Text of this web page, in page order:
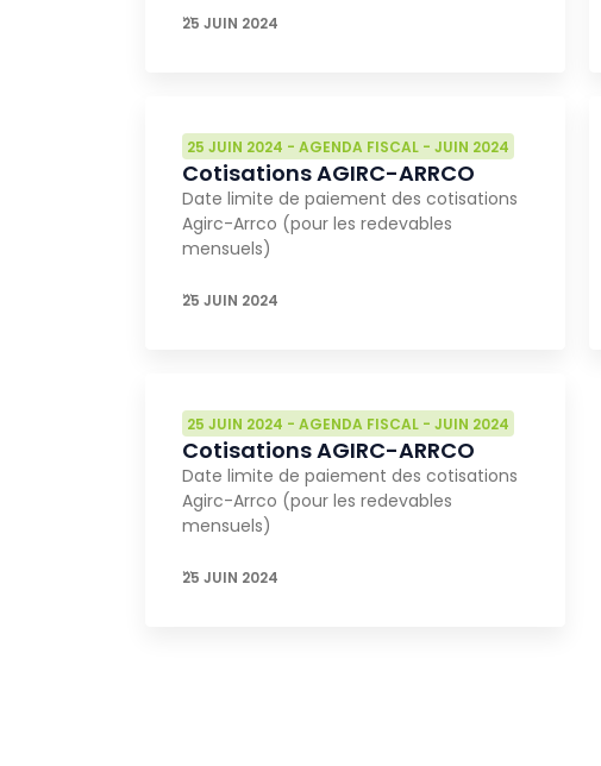
…
25 JUIN 2024
25 JUIN 2024 - AGENDA FISCAL - JUIN 2024
Cotisations AGIRC-ARRCO
Date limite de paiement des cotisations
Agirc-Arrco (pour les redevables
mensuels)
…
25 JUIN 2024
25 JUIN 2024 - AGENDA FISCAL - JUIN 2024
Cotisations AGIRC-ARRCO
Date limite de paiement des cotisations
Agirc-Arrco (pour les redevables
mensuels)
…
25 JUIN 2024